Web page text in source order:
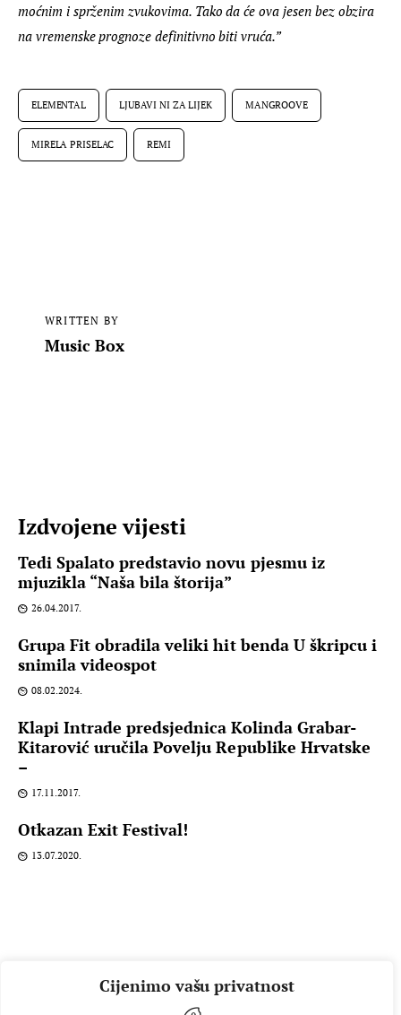
Cijenimo vašu privatnost
moćnim i sprženim zvukovima. Tako da će ova jesen bez obzira
na vremenske prognoze definitivno biti vruća.”
ELEMENTAL LJUBAVI NI ZA LIJEK MANGROOVE
MIRELA PRISELAC REMI
WRITTEN BY
Music Box
Izdvojene vijesti
Tedi Spalato predstavio novu pjesmu iz
mjuzikla “Naša bila štorija”
26.04.2017.
Grupa Fit obradila veliki hit benda U škripcu i
snimila videospot
08.02.2024.
Klapi Intrade predsjednica Kolinda Grabar-
Kitarović uručila Povelju Republike Hrvatske
–
17.11.2017.
Otkazan Exit Festival!
13.07.2020.